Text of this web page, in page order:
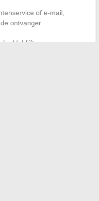
of e-mail,
ontvanger
blijft een